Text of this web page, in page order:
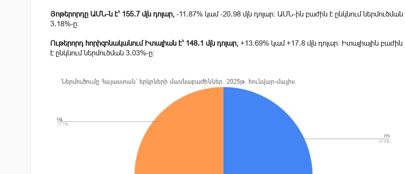
Յոթերորդը ԱՄՆ-ն է՝ 155․7 մլն դոլար, -11․87% կամ -20․98 մլն դոլար։ ԱՄՆ-ին բաժին է ընկնում ներմուծման
3․18%-ը։
Ութերորդ հորիզոնականում Իտալիան է՝ 148․1 մլն դոլար, +13․69% կամ +17․8 մլն դոլար։ Իտալիային բաժին
է ընկնում ներմուծման 3․03%-ը։